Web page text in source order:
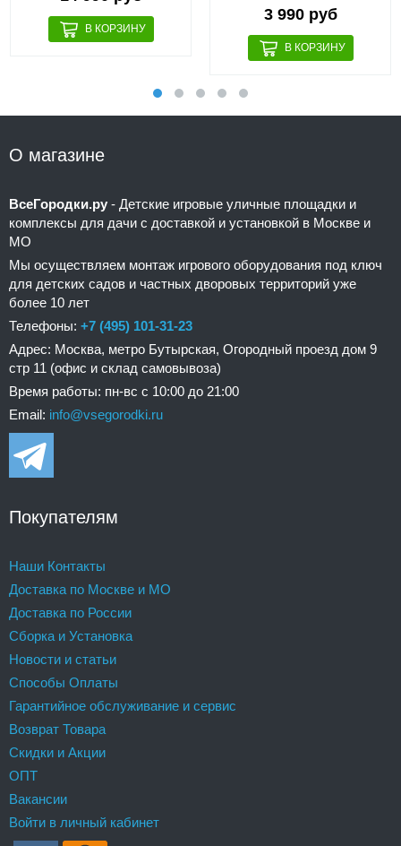
3 990 руб
О магазине
ВсеГородки.ру - Детские игровые уличные площадки и
комплексы для дачи с доставкой и установкой в Москве и
МО
Мы осуществляем монтаж игрового оборудования под ключ
для детских садов и частных дворовых территорий уже
более 10 лет
Телефоны: +7 (495) 101-31-23
Адрес: Москва, метро Бутырская, Огородный проезд дом 9
стр 11 (офис и склад самовывоза)
Время работы: пн-вс с 10:00 до 21:00
Email: info@vsegorodki.ru
Покупателям
Наши Контакты
Доставка по Москве и МО
Доставка по России
Сборка и Установка
Новости и статьи
Способы Оплаты
Гарантийное обслуживание и сервис
Возврат Товара
Скидки и Акции
ОПТ
Вакансии
Войти в личный кабинет